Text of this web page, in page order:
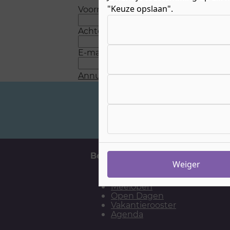
Voornaam*
Achternaam
E-mail
Annuleren Verstuur
Belangrijke momenten
Aanmelden
Meelopen
Open Dagen
Vakantierooster
Agenda
"Keuze opslaan".
Weiger